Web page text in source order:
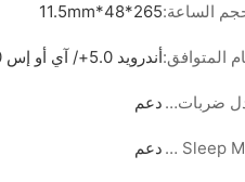
الساعة:265*48*11.5mm
المتوافق:أندرويد 5.0+/ آي أو إس 10.0+
مراقبة معدل ضربات القلب: دعم
Scientific Sleep Monitoring: دعم